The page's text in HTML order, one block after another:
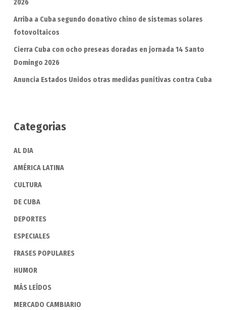
2026
Arriba a Cuba segundo donativo chino de sistemas solares
fotovoltaicos
Cierra Cuba con ocho preseas doradas en jornada 14 Santo
Domingo 2026
Anuncia Estados Unidos otras medidas punitivas contra Cuba
Categorias
AL DIA
AMÉRICA LATINA
CULTURA
DE CUBA
DEPORTES
ESPECIALES
FRASES POPULARES
HUMOR
MÁS LEÍDOS
MERCADO CAMBIARIO